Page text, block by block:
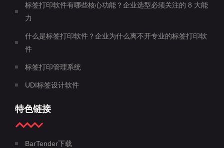
标签打印软件有哪些核心功能？企业选型必须关注的 8 大能
力
什么是标签打印软件？企业为什么离不开专业的标签打印软
件
标签打印管理系统
UDI标签设计软件
特色链接
BarTender下载